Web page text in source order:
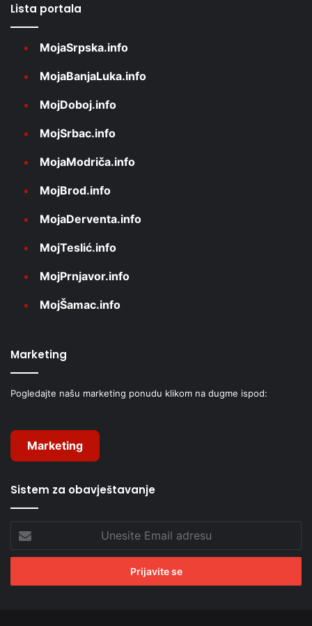
Lista portala
MojaSrpska.info
MojaBanjaLuka.info
MojDoboj.info
MojSrbac.info
MojaModriča.info
MojBrod.info
MojaDerventa.info
MojTeslić.info
MojPrnjavor.info
MojŠamac.info
Marketing
Pogledajte našu marketing ponudu klikom na dugme ispod:
Marketing
Sistem za obavještavanje
Email
adresu